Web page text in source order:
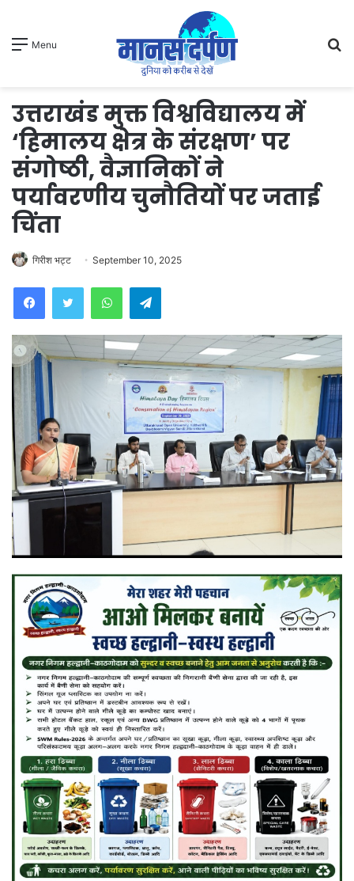
Menu
उत्तराखंड मुक्त विश्वविद्यालय में
‘हिमालय क्षेत्र के संरक्षण’ पर
संगोष्ठी, वैज्ञानिकों ने
पर्यावरणीय चुनौतियों पर जताई
चिंता
गिरीश भट्ट September 10, 2025
WhatsAppTelegram